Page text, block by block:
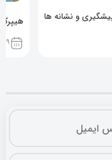
و نشانه ها
1169